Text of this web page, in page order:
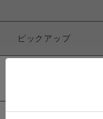
ピックアップ